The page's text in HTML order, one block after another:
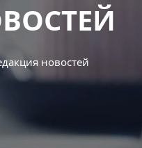
новостей